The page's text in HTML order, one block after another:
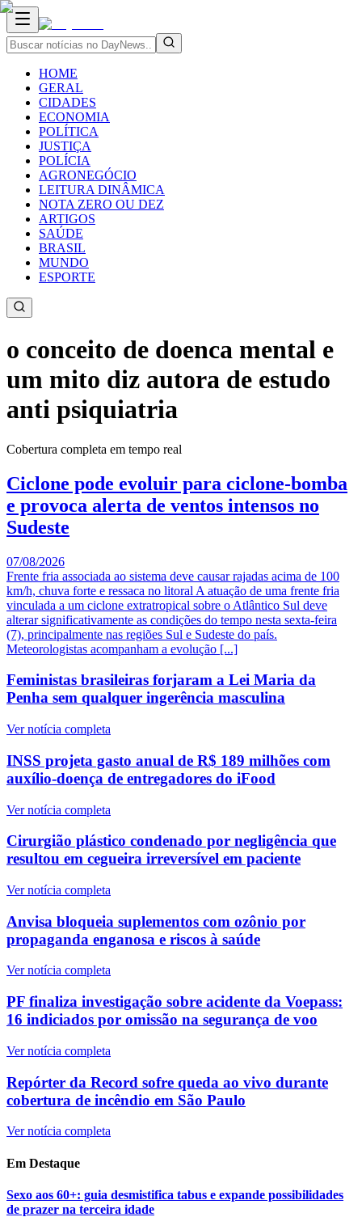
HOME
GERAL
CIDADES
ECONOMIA
POLÍTICA
JUSTIÇA
POLÍCIA
AGRONEGÓCIO
LEITURA DINÂMICA
NOTA ZERO OU DEZ
ARTIGOS
SAÚDE
BRASIL
MUNDO
ESPORTE
o conceito de doenca mental e
um mito diz autora de estudo
anti psiquiatria
Cobertura completa em tempo real
Ciclone pode evoluir para ciclone-bomba
e provoca alerta de ventos intensos no
Sudeste
07/08/2026
Frente fria associada ao sistema deve causar rajadas acima de 100
km/h, chuva forte e ressaca no litoral A atuação de uma frente fria
vinculada a um ciclone extratropical sobre o Atlântico Sul deve
alterar significativamente as condições do tempo nesta sexta-feira
(7), principalmente nas regiões Sul e Sudeste do país.
Meteorologistas acompanham a evolução [...]
Feministas brasileiras forjaram a Lei Maria da
Penha sem qualquer ingerência masculina
Ver notícia completa
INSS projeta gasto anual de R$ 189 milhões com
auxílio-doença de entregadores do iFood
Ver notícia completa
Cirurgião plástico condenado por negligência que
resultou em cegueira irreversível em paciente
Ver notícia completa
Anvisa bloqueia suplementos com ozônio por
propaganda enganosa e riscos à saúde
Ver notícia completa
PF finaliza investigação sobre acidente da Voepass:
16 indiciados por omissão na segurança de voo
Ver notícia completa
Repórter da Record sofre queda ao vivo durante
cobertura de incêndio em São Paulo
Ver notícia completa
Em Destaque
Sexo aos 60+: guia desmistifica tabus e expande possibilidades
de prazer na terceira idade